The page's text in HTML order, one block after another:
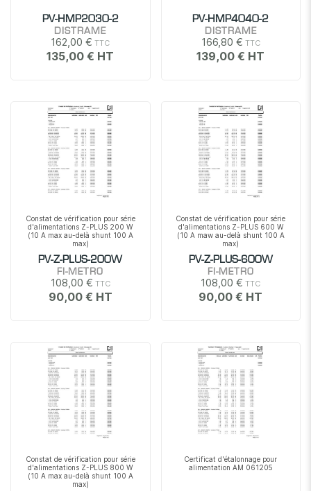
PV-HMP2030-2
DISTRAME
162,00 €
135,00 €
PV-HMP4040-2
DISTRAME
166,80 €
139,00 €
Constat de vérification pour série
d'alimentations Z-PLUS 200 W
(10 A max au-delà shunt 100 A
max)
PV-Z-PLUS-200W
FI-METRO
108,00 €
90,00 €
Constat de vérification pour série
d'alimentations Z-PLUS 600 W
(10 A maw au-delà shunt 100 A
max)
PV-Z-PLUS-600W
FI-METRO
108,00 €
90,00 €
Constat de vérification pour série
d'alimentations Z-PLUS 800 W
(10 A max au-delà shunt 100 A
max)
Certificat d'étalonnage pour
alimentation AM 061205